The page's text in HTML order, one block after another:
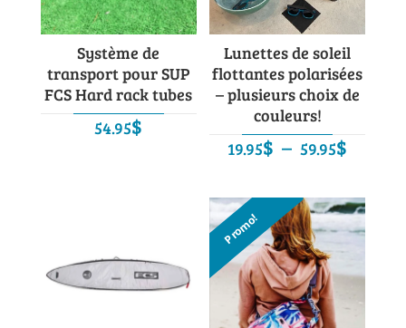
Système de
transport pour SUP
FCS Hard rack tubes
54.95$
Lunettes de soleil
flottantes polarisées
– plusieurs choix de
couleurs!
19.95$ – 59.95$
prix :
19.95$
à
Promo!